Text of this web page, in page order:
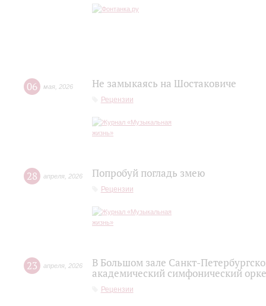
06 мая 2026 Не замыкаясь на Шостаковиче
Рецензии
28 апреля 2026 Попробуй погладь змею
Рецензии
23 апреля 2026
В Большом зале Санкт-
академический симфонический
Рецензии